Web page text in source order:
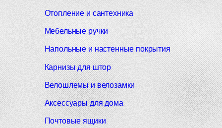
Отопление и сантехника
Мебельные ручки
Напольные и настенные покрытия
Карнизы для штор
Велошлемы и велозамки
Аксессуары для дома
Почтовые ящики